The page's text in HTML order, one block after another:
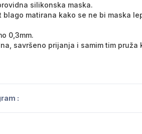
silikonska maska.
blago matirana kako se ne bi maska
0,3mm.
savršeno prijanja i samim tim pruža
: